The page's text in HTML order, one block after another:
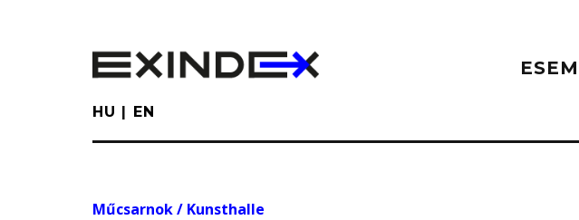
HU EN
Műcsarnok / Kunsthalle